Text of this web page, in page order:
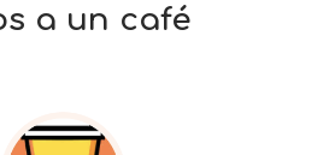
a un café